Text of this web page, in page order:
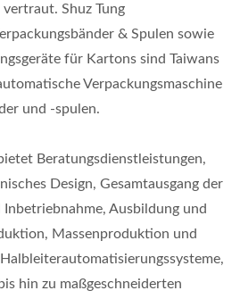
Shuz Tung
& Spulen sowie
für Kartons sind Taiwans
Verpackungsmaschine
und -spulen.
Beratungsdienstleistungen,
Design, Gesamtausgang der
Ausbildung und
Massenproduktion und
hin zu maßgeschneiderten